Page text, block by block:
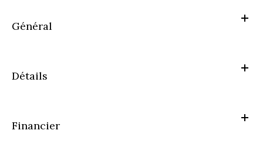
Général
Détails
Financier